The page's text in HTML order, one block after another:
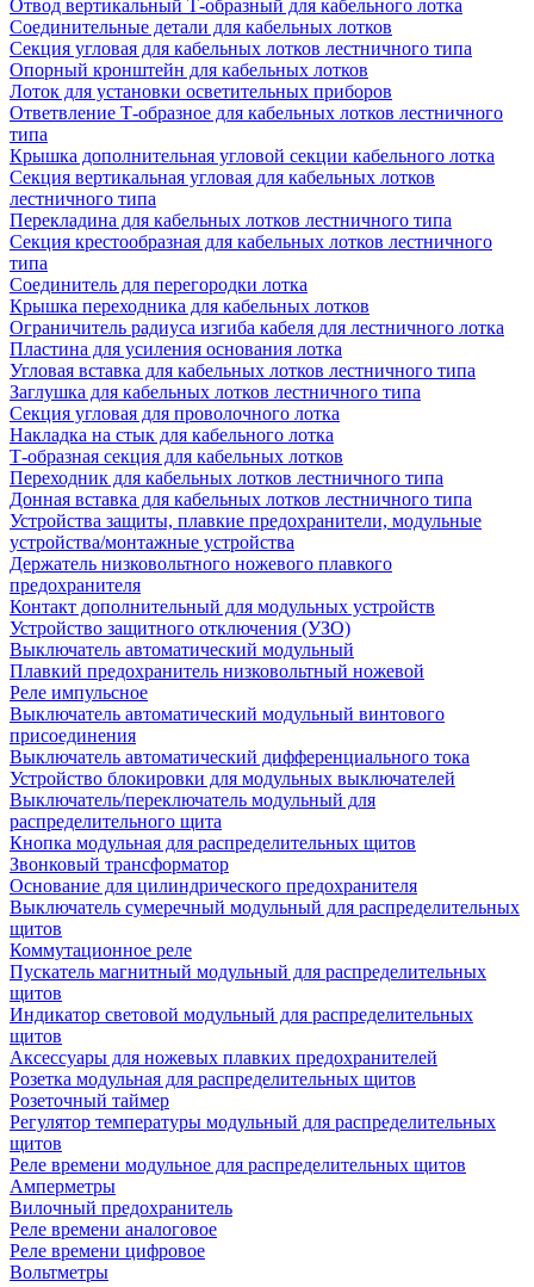
Отвод вертикальный Т-образный для кабельного лотка
Соединительные детали для кабельных лотков
Секция угловая для кабельных лотков лестничного типа
Опорный кронштейн для кабельных лотков
Лоток для установки осветительных приборов
Ответвление Т-образное для кабельных лотков лестничного
типа
Крышка дополнительная угловой секции кабельного лотка
Секция вертикальная угловая для кабельных лотков
лестничного типа
Перекладина для кабельных лотков лестничного типа
Секция крестообразная для кабельных лотков лестничного
типа
Соединитель для перегородки лотка
Крышка переходника для кабельных лотков
Ограничитель радиуса изгиба кабеля для лестничного лотка
Пластина для усиления основания лотка
Угловая вставка для кабельных лотков лестничного типа
Заглушка для кабельных лотков лестничного типа
Секция угловая для проволочного лотка
Накладка на стык для кабельного лотка
Т-образная секция для кабельных лотков
Переходник для кабельных лотков лестничного типа
Донная вставка для кабельных лотков лестничного типа
Устройства защиты, плавкие предохранители, модульные
устройства/монтажные устройства
Держатель низковольтного ножевого плавкого
предохранителя
Контакт дополнительный для модульных устройств
Устройство защитного отключения (УЗО)
Выключатель автоматический модульный
Плавкий предохранитель низковольтный ножевой
Реле импульсное
Выключатель автоматический модульный винтового
присоединения
Выключатель автоматический дифференциального тока
Устройство блокировки для модульных выключателей
Выключатель/переключатель модульный для
распределительного щита
Кнопка модульная для распределительных щитов
Звонковый трансформатор
Основание для цилиндрического предохранителя
Выключатель сумеречный модульный для распределительных
щитов
Коммутационное реле
Пускатель магнитный модульный для распределительных
щитов
Индикатор световой модульный для распределительных
щитов
Аксессуары для ножевых плавких предохранителей
Розетка модульная для распределительных щитов
Розеточный таймер
Регулятор температуры модульный для распределительных
щитов
Реле времени модульное для распределительных щитов
Амперметры
Вилочный предохранитель
Реле времени аналоговое
Реле времени цифровое
Вольтметры